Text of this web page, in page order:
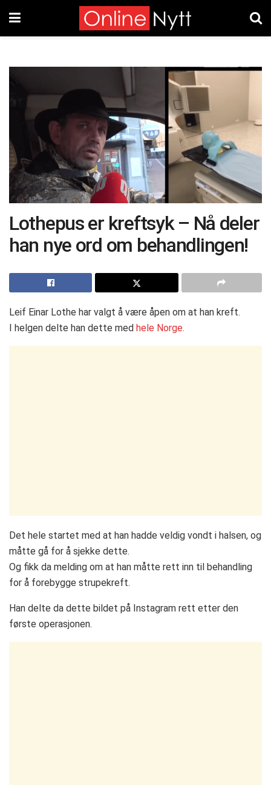
Lothepus er kreftsyk – Nå deler
han nye ord om behandlingen!
Leif Einar Lothe har valgt å være åpen om at han kreft.
I helgen delte han dette med hele Norge.
Det hele startet med at han hadde veldig vondt i halsen, og
måtte gå for å sjekke dette.
Og fikk da melding om at han måtte rett inn til behandling
for å forebygge strupekreft.
Han delte da dette bildet på Instagram rett etter den
første operasjonen.